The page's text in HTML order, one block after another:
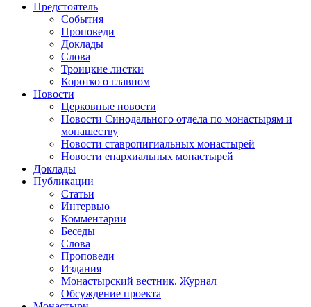
Предстоятель
События
Проповеди
Доклады
Слова
Троицкие листки
Коротко о главном
Новости
Церковные новости
Новости Синодального отдела по монастырям и
монашеству
Новости ставропигиальных монастырей
Новости епархиальных монастырей
Доклады
Публикации
Статьи
Интервью
Комментарии
Беседы
Слова
Проповеди
Издания
Монастырский вестник. Журнал
Обсуждение проекта